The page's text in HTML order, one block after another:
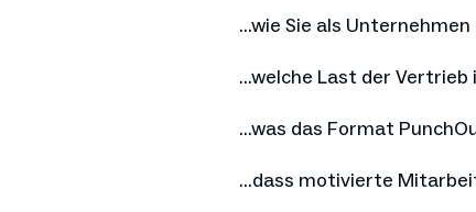
…wie Sie als
…welche Last der
…was das Format
…dass motivierte